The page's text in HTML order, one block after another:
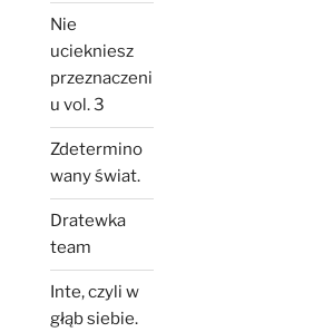
Nie
uciekniesz
przeznaczeni
u vol. 3
Zdetermino
wany świat.
Dratewka
team
Inte, czyli w
głąb siebie.